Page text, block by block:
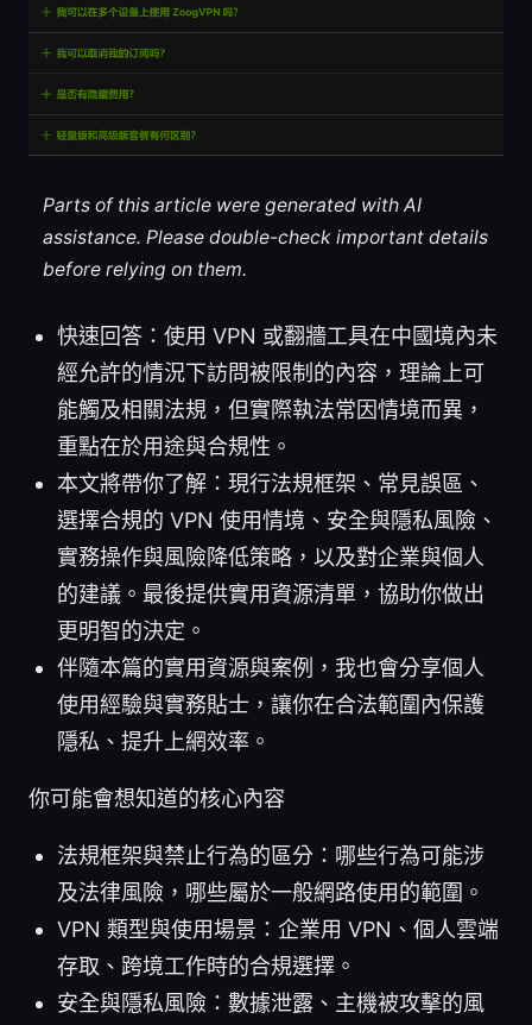
Parts of this article were generated with AI
assistance. Please double-check important details
before relying on them.
快速回答：使用 VPN 或翻牆工具在中國境內未
經允許的情況下訪問被限制的內容，理論上可
能觸及相關法規，但實際執法常因情境而異，
重點在於用途與合規性。
本文將帶你了解：現行法規框架、常見誤區、
選擇合規的 VPN 使用情境、安全與隱私風險、
實務操作與風險降低策略，以及對企業與個人
的建議。最後提供實用資源清單，協助你做出
更明智的決定。
伴隨本篇的實用資源與案例，我也會分享個人
使用經驗與實務貼士，讓你在合法範圍內保護
隱私、提升上網效率。
你可能會想知道的核心內容
法規框架與禁止行為的區分：哪些行為可能涉
及法律風險，哪些屬於一般網路使用的範圍。
VPN 類型與使用場景：企業用 VPN、個人雲端
存取、跨境工作時的合規選擇。
安全與隱私風險：數據泄露、主機被攻擊的風